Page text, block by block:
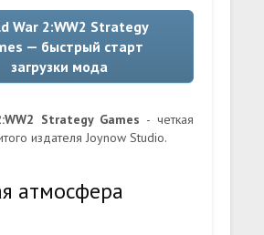
War 2:WW2 Strategy
— быстрый старт
загрузки мода
Strategy Games - четкая
издателя Joynow Studio.
атмосфера